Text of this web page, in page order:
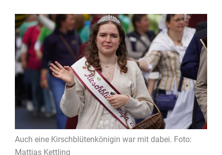
Auch eine Kirschblütenkönigin war mit dabei. Foto:
Mattias Kettling